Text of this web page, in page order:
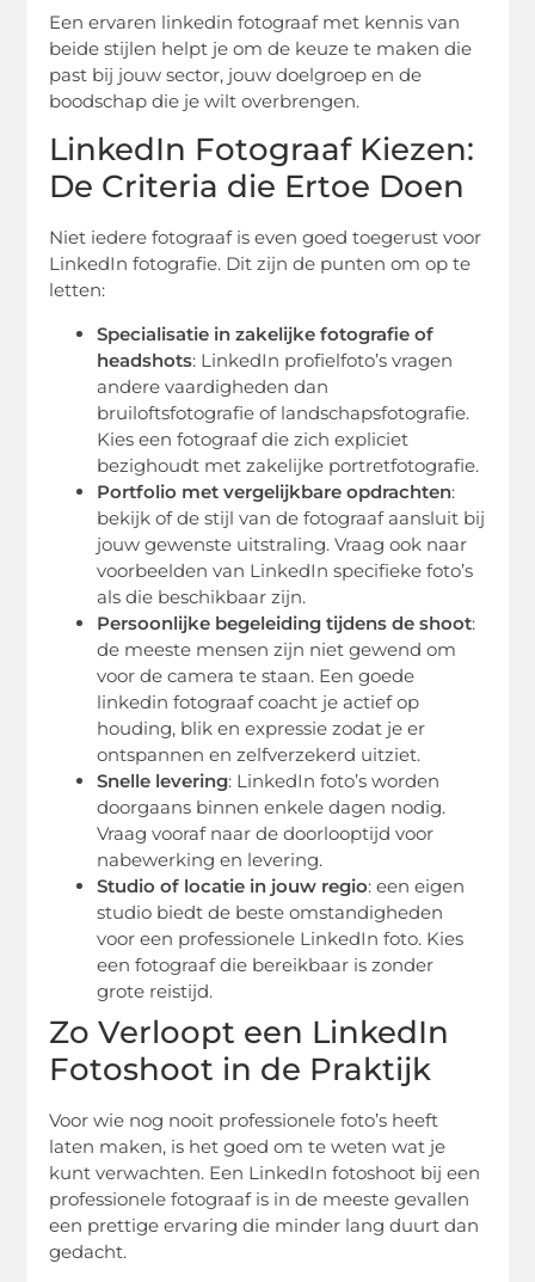
Een ervaren linkedin fotograaf met kennis van
beide stijlen helpt je om de keuze te maken die
past bij jouw sector, jouw doelgroep en de
boodschap die je wilt overbrengen.
LinkedIn Fotograaf Kiezen:
De Criteria die Ertoe Doen
Niet iedere fotograaf is even goed toegerust voor
LinkedIn fotografie. Dit zijn de punten om op te
letten:
Specialisatie in zakelijke fotografie of
headshots: LinkedIn profielfoto’s vragen
andere vaardigheden dan
bruiloftsfotografie of landschapsfotografie.
Kies een fotograaf die zich expliciet
bezighoudt met zakelijke portretfotografie.
Portfolio met vergelijkbare opdrachten:
bekijk of de stijl van de fotograaf aansluit bij
jouw gewenste uitstraling. Vraag ook naar
voorbeelden van LinkedIn specifieke foto’s
als die beschikbaar zijn.
Persoonlijke begeleiding tijdens de shoot:
de meeste mensen zijn niet gewend om
voor de camera te staan. Een goede
linkedin fotograaf coacht je actief op
houding, blik en expressie zodat je er
ontspannen en zelfverzekerd uitziet.
Snelle levering: LinkedIn foto’s worden
doorgaans binnen enkele dagen nodig.
Vraag vooraf naar de doorlooptijd voor
nabewerking en levering.
Studio of locatie in jouw regio: een eigen
studio biedt de beste omstandigheden
voor een professionele LinkedIn foto. Kies
een fotograaf die bereikbaar is zonder
grote reistijd.
Zo Verloopt een LinkedIn
Fotoshoot in de Praktijk
Voor wie nog nooit professionele foto’s heeft
laten maken, is het goed om te weten wat je
kunt verwachten. Een LinkedIn fotoshoot bij een
professionele fotograaf is in de meeste gevallen
een prettige ervaring die minder lang duurt dan
gedacht.